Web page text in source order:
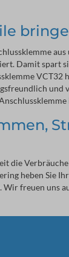
Damit spart
VCT32
und
die
heben Sie Ihr
Wir freuen uns